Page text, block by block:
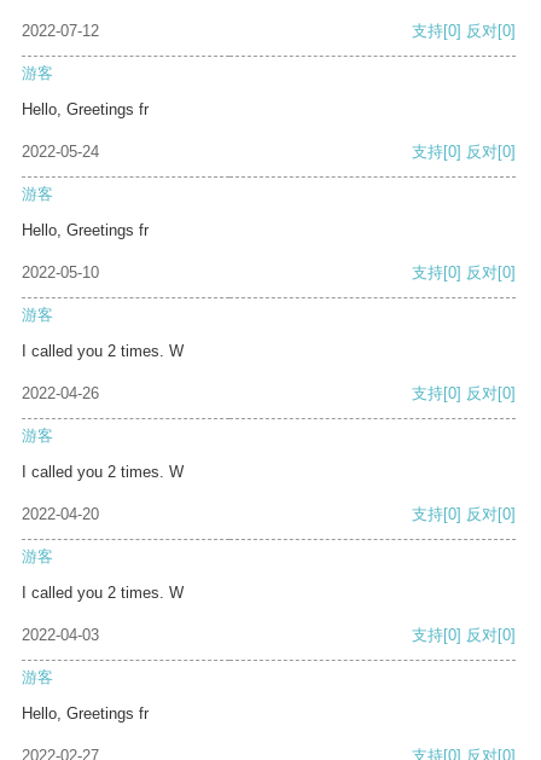
2022-07-12 支持[0] 反对[0]
游客
Hello, Greetings fr
2022-05-24 支持[0] 反对[0]
游客
Hello, Greetings fr
2022-05-10 支持[0] 反对[0]
游客
I called you 2 times. W
2022-04-26 支持[0] 反对[0]
游客
I called you 2 times. W
2022-04-20 支持[0] 反对[0]
游客
I called you 2 times. W
2022-04-03 支持[0] 反对[0]
游客
Hello, Greetings fr
2022-02-27 支持[0] 反对[0]